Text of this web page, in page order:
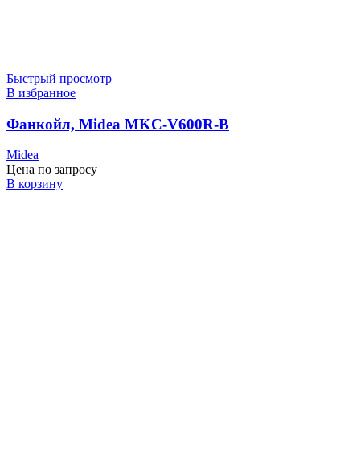
Быстрый просмотр
В избранное
Фанкойл, Midea MKC-V600R-B
Midea
Цена по запросу
В корзину